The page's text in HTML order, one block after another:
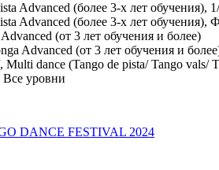
Advanced (более 3-х лет обучения),
Advanced (более 3-х лет обучения),
(от 3 лет обучения и более)
Advanced (от 3 лет обучения и
dance (Tango de pista/ Tango vals/
уровни
DANCE FESTIVAL 2024